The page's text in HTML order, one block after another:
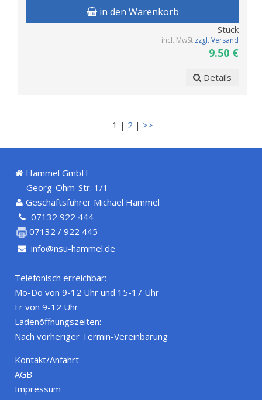
in den Warenkorb
Stück
incl. MwSt zzgl. Versand
9.50 €
Details
1 | 2 | >>
Hammel GmbH
Georg-Ohm-Str. 1/1
Geschäftsführer Michael Hammel
07132 922 444
07132 / 922 445
info@nsu-hammel.de
Telefonisch erreichbar:
Mo-Do von 9-12 Uhr und 15-17 Uhr
Fr von 9-12 Uhr
Ladenöffnungszeiten:
Nach vorheriger Termin-Vereinbarung
Kontakt/Anfahrt
AGB
Impressum